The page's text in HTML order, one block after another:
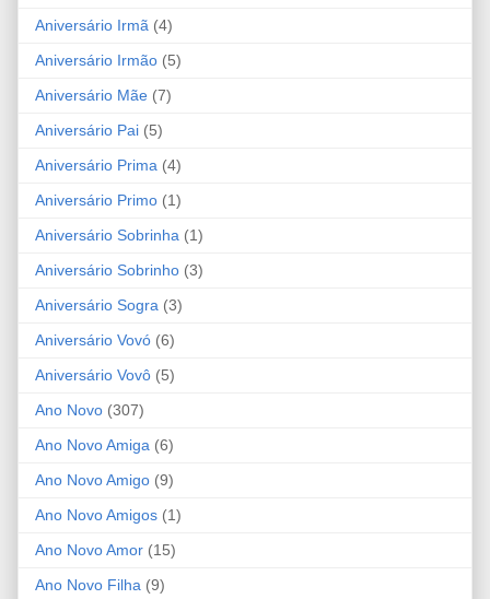
Aniversário Irmã (4)
Aniversário Irmão (5)
Aniversário Mãe (7)
Aniversário Pai (5)
Aniversário Prima (4)
Aniversário Primo (1)
Aniversário Sobrinha (1)
Aniversário Sobrinho (3)
Aniversário Sogra (3)
Aniversário Vovó (6)
Aniversário Vovô (5)
Ano Novo (307)
Ano Novo Amiga (6)
Ano Novo Amigo (9)
Ano Novo Amigos (1)
Ano Novo Amor (15)
Ano Novo Filha (9)